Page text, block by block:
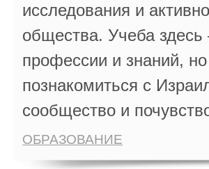
исследования и
общества. Учеба здесь
профессии и знаний,
познакомиться с
сообщество и
ОБРАЗОВАНИЕ